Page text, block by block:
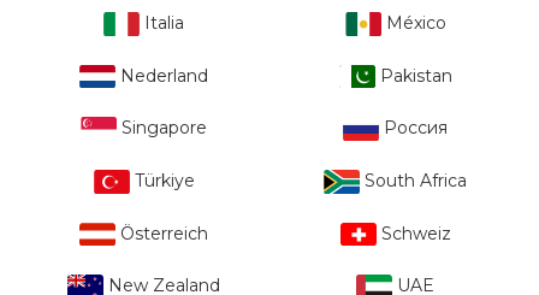
Italia México
Nederland Pakistan
Singapore Россия
Türkiye South Africa
Österreich Schweiz
New Zealand UAE